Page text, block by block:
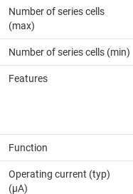
Number of series cells
(max)
Number of series cells (min)
Features
Function
Operating current (typ)
(µA)